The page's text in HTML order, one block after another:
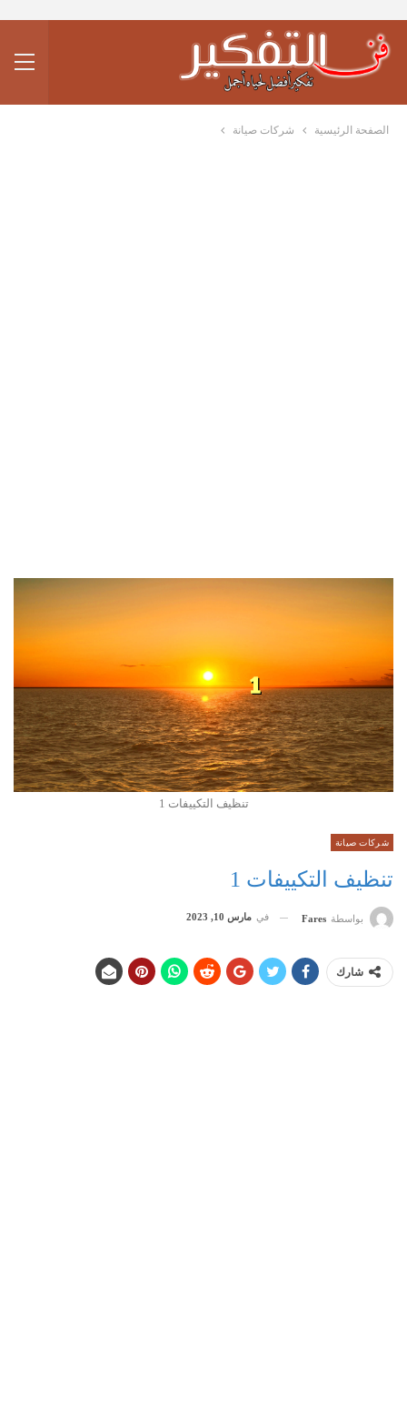
الصفحة الرئيسية شركات صيانة
تنظيف التكييفات 1
شركات صيانة
تنظيف التكييفات 1
بواسطة Fares في مارس 10, 2023
شارك